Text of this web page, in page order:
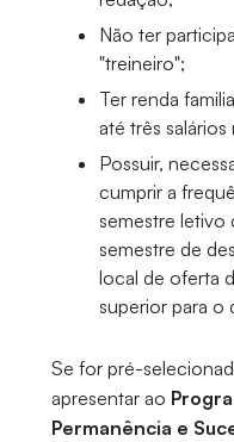
Não ter
"treineiro";
Ter renda
até três salários
Possuir,
cumprir a
semestre
semestre de
local de oferta
superior para o
Se for pré-
apresentar ao
Permanência e